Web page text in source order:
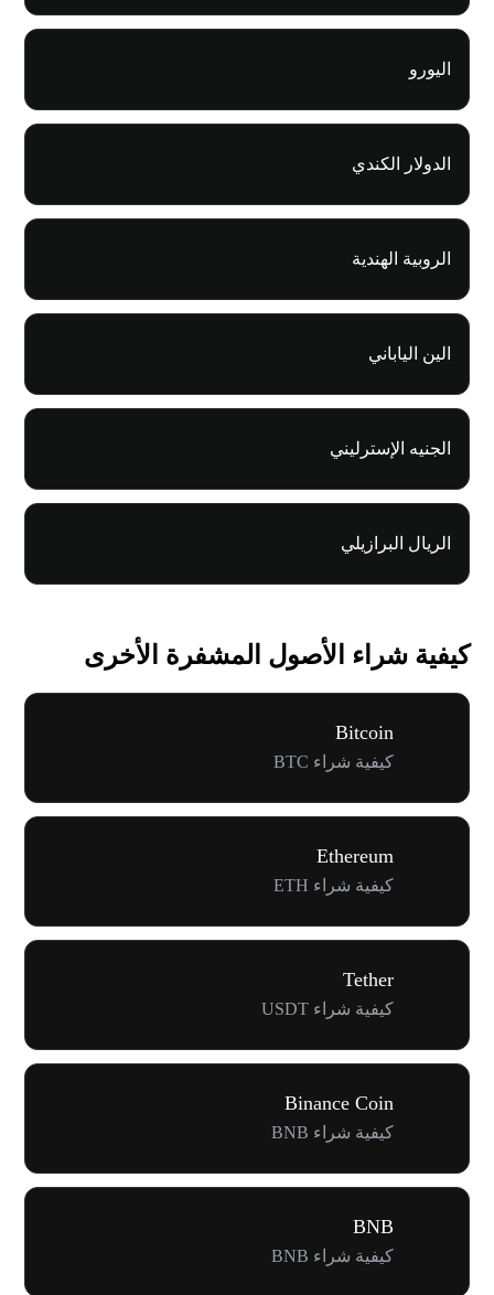
اليورو
الدولار الكندي
الروبية الهندية
الين الياباني
الجنيه الإسترليني
الريال البرازيلي
كيفية شراء الأصول المشفرة الأخرى
Bitcoin
كيفية شراء BTC
Ethereum
كيفية شراء ETH
Tether
كيفية شراء USDT
Binance Coin
كيفية شراء BNB
BNB
كيفية شراء BNB